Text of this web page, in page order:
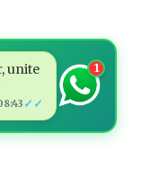
unite
✓✓
1